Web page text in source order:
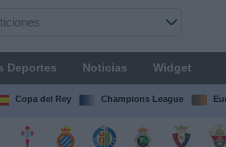
Deportes Noticias Widget
Copa del Rey Champions League